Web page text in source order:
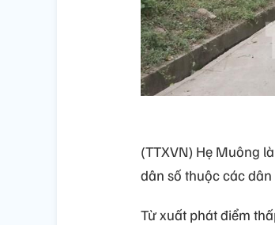
(TTXVN) Hẹ Muông
dân số thuộc các
Từ xuất phát điểm